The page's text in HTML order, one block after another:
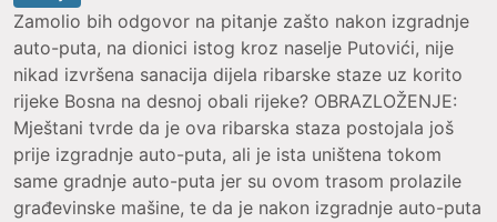
Zamolio bih odgovor na pitanje zašto nakon izgradnje
auto-puta, na dionici istog kroz naselje Putovići, nije
nikad izvršena sanacija dijela ribarske staze uz korito
rijeke Bosna na desnoj obali rijeke? OBRAZLOŽENJE:
Mještani tvrde da je ova ribarska staza postojala još
prije izgradnje auto-puta, ali je ista uništena tokom
same gradnje auto-puta jer su ovom trasom prolazile
građevinske mašine, te da je nakon izgradnje auto-puta